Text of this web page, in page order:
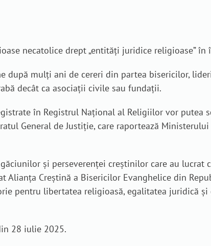
necatolice drept „entități juridice religioase” în
după mulți ani de cereri din partea bisericilor,
decât ca asociații civile sau fundații.
în Registrul Național al Religiilor vor putea
General de Justiție, care raportează
și perseverenței creștinilor care au lucrat
Alianța Creștină a Bisericilor Evanghelice din
pentru libertatea religioasă, egalitatea juridică
28 iulie 2025.